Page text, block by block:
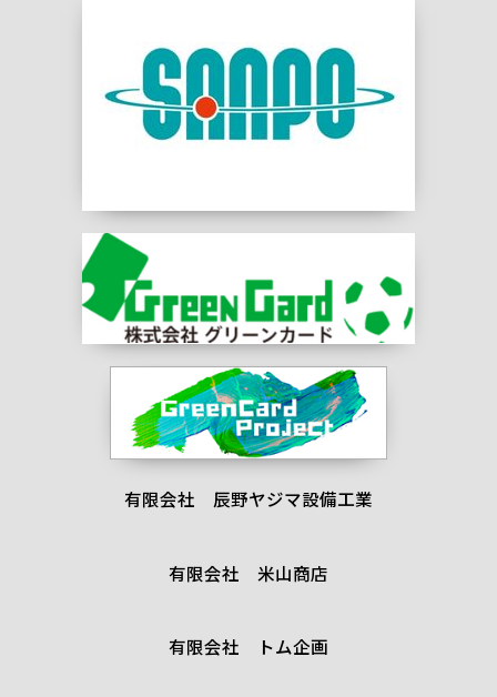
有限会社 辰野ヤジマ設備工業
有限会社 米山商店
有限会社 トム企画